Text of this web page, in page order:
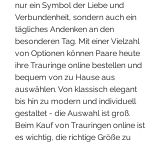
nur ein Symbol der Liebe und
Verbundenheit, sondern auch ein
tägliches Andenken an den
besonderen Tag. Mit einer Vielzahl
von Optionen können Paare heute
ihre Trauringe online bestellen und
bequem von zu Hause aus
auswählen. Von klassisch elegant
bis hin zu modern und individuell
gestaltet - die Auswahl ist groß.
Beim Kauf von Trauringen online ist
es wichtig, die richtige Größe zu